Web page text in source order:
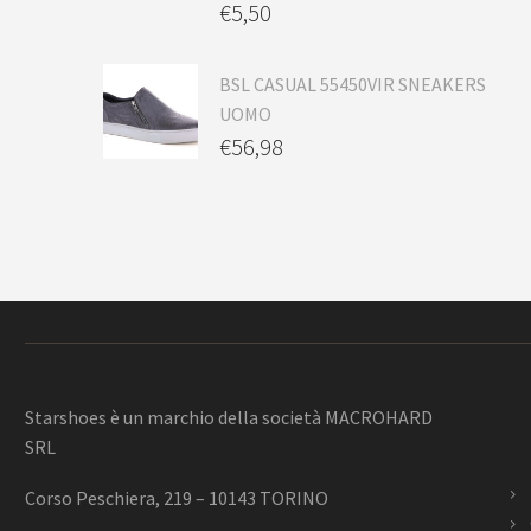
€5,50
BSL CASUAL 55450VIR SNEAKERS
UOMO
€56,98
Starshoes è un marchio della società MACROHARD
SRL
Corso Peschiera, 219 – 10143 TORINO